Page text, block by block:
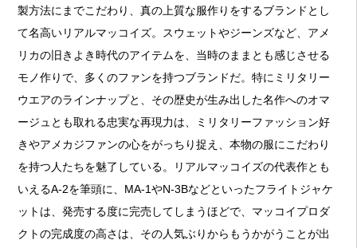
製方法にまでこだわり、真の上質な服作りをするブランドとし
て名高いリアルマッコイズ。スウェットやジーンズなど、アメ
リカの旧きよき時代のアイテムを、当時のままとも感じさせる
モノ作りで、多くのファンを持つブランドだ。特にミリタリー
ウエアのラインナップと、その歴史が生み出した名作へのオマ
ージュとも取れる忠実な再現力は、ミリタリーファッション好
きやアメカジファンの心をがっちり捉え、本物の服にこだわり
を持つ人たちを魅了している。リアルマッコイズの代表作とも
いえるA-2を筆頭に、MA-1やN-3Bなどといったフライトジャケ
ットは、発売する度に完売してしまうほどで、マッコイプロダ
クトの完成度の高さは、その人気ぶりからもうかがうことが出